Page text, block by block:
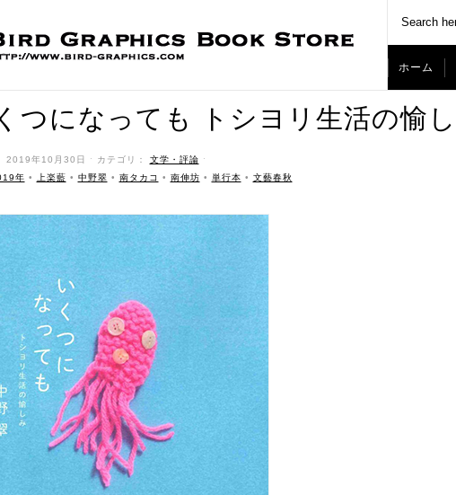
ホーム
つになっても トシヨリ生活の愉
2019年10月30日 ˑ カテゴリ： 文学・評論 ˑ
年 • 上楽藍 • 中野翠 • 南タカコ • 南伸坊 • 単行本 • 文藝春秋